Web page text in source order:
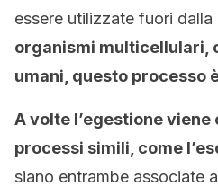
essere utilizzate fuori dalla
organismi multicellulari,
umani, questo processo
A volte l’egestione
processi simili, come
siano entrambe associate